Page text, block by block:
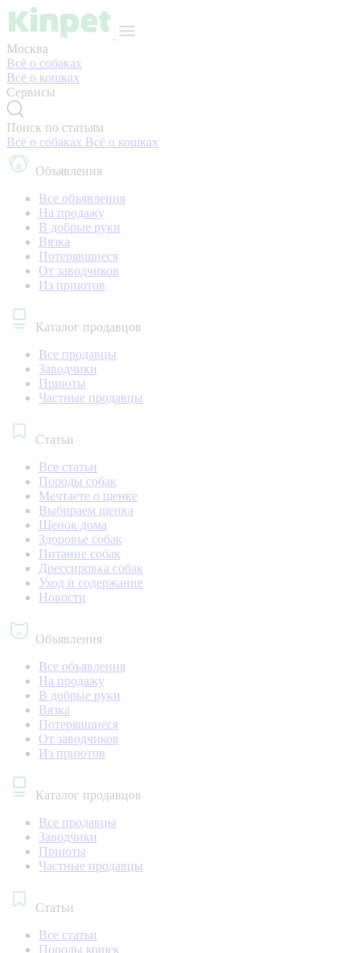
Москва
Всё о собаках
Всё о кошках
Сервисы
Поиск по статьям
Всё о собаках Всё о кошках
Объявления
Все объявления
На продажу
В добрые руки
Вязка
Потерявшиеся
От заводчиков
Из приютов
Каталог продавцов
Все продавцы
Заводчики
Приюты
Частные продавцы
Статьи
Все статьи
Породы собак
Мечтаете о щенке
Выбираем щенка
Щенок дома
Здоровье собак
Питание собак
Дрессировка собак
Уход и содержание
Новости
Объявления
Все объявления
На продажу
В добрые руки
Вязка
Потерявшиеся
От заводчиков
Из приютов
Каталог продавцов
Все продавцы
Заводчики
Приюты
Частные продавцы
Статьи
Все статьи
Породы кошек